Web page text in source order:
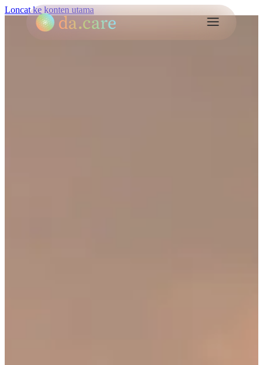
Loncat ke konten utama